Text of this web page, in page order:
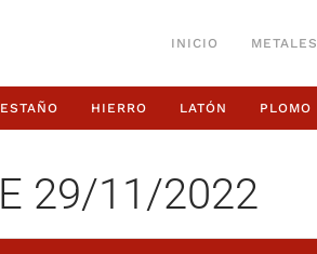
INICIO METALES
ESTAÑO HIERRO LATÓN PLOMO
29/11/2022